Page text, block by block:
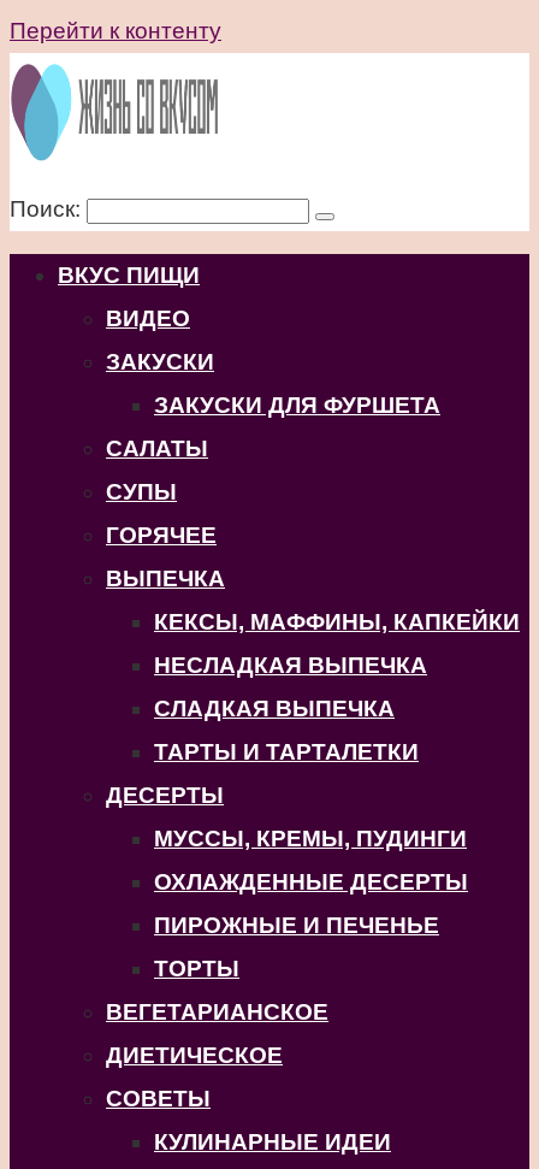
Перейти к контенту
Поиск:
ВКУС ПИЩИ
ВИДЕО
ЗАКУСКИ
ЗАКУСКИ ДЛЯ ФУРШЕТА
САЛАТЫ
СУПЫ
ГОРЯЧЕЕ
ВЫПЕЧКА
КЕКСЫ, МАФФИНЫ, КАПКЕЙКИ
НЕСЛАДКАЯ ВЫПЕЧКА
СЛАДКАЯ ВЫПЕЧКА
ТАРТЫ И ТАРТАЛЕТКИ
ДЕСЕРТЫ
МУССЫ, КРЕМЫ, ПУДИНГИ
ОХЛАЖДЕННЫЕ ДЕСЕРТЫ
ПИРОЖНЫЕ И ПЕЧЕНЬЕ
ТОРТЫ
ВЕГЕТАРИАНСКОЕ
ДИЕТИЧЕСКОЕ
СОВЕТЫ
КУЛИНАРНЫЕ ИДЕИ